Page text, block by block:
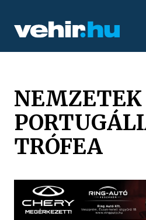
NEMZETEK
TRÓFEA